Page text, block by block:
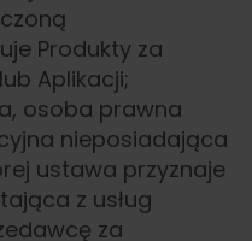
Produkty za
Aplikacji;
osoba prawna
nieposiadająca
ustawa przyznaje
z usług
za